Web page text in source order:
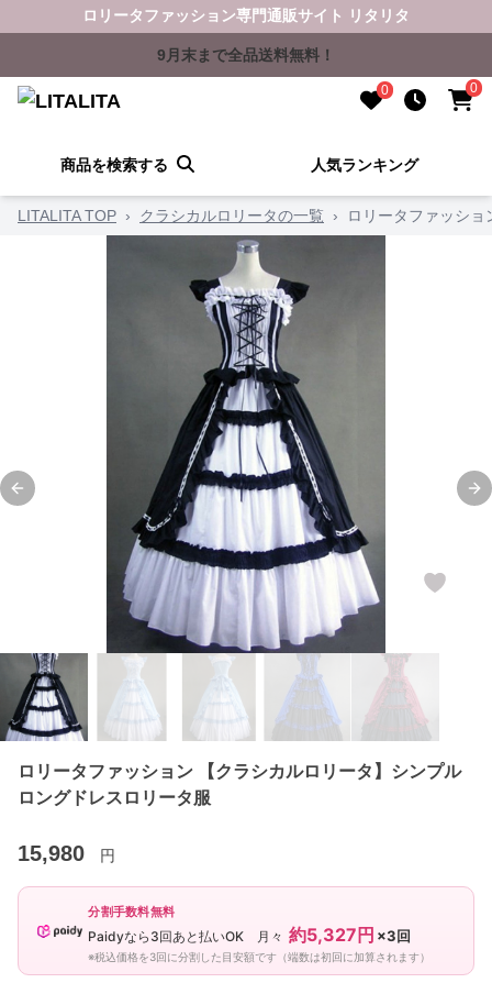
ロリータファッション専門通販サイト リタリタ
9月末まで全品送料無料！
0 0
商品を検索する 人気ランキング
LITALITA TOP › クラシカルロリータの一覧 › ロリータファッシ
Previous slide
ロリータファッション 【クラシカルロリータ】シンプル
ロングドレスロリータ服
15,980 円
分割手数料無料
Paidyなら3回あと払いOK 月々 約5,327円 ×3回
※税込価格を3回に分割した目安額です（端数は初回に加算されます）